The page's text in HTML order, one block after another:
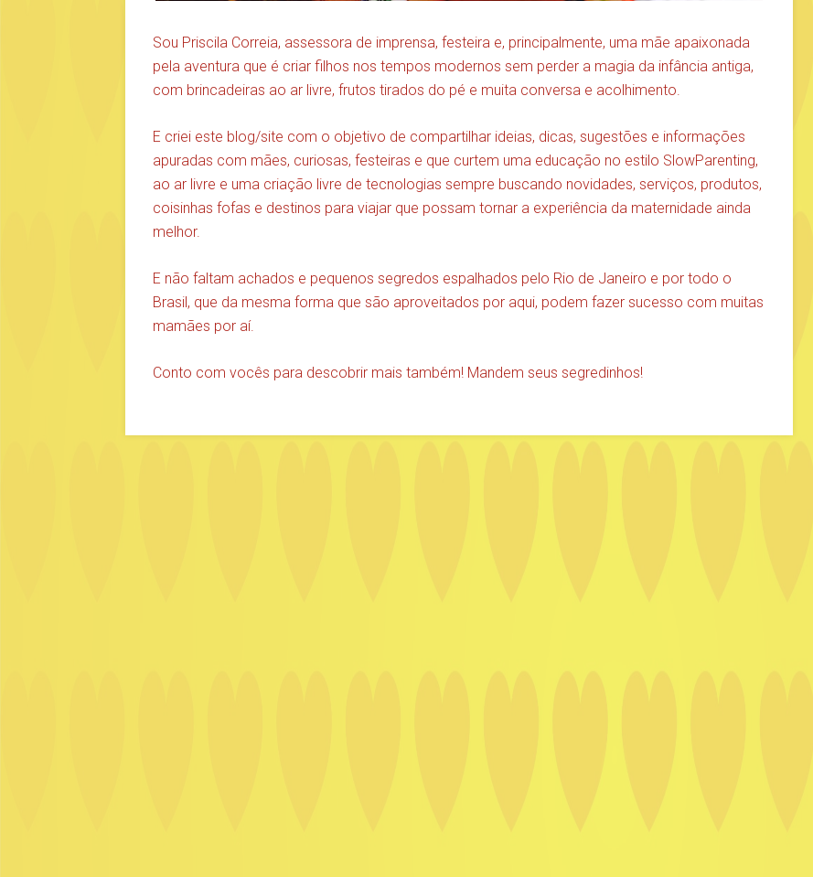
Sou Priscila Correia, assessora de imprensa, festeira e, principalmente, uma mãe apaixonada
pela aventura que é criar filhos nos tempos modernos sem perder a magia da infância antiga,
com brincadeiras ao ar livre, frutos tirados do pé e muita conversa e acolhimento.
E criei este blog/site com o objetivo de compartilhar ideias, dicas, sugestões e informações
apuradas com mães, curiosas, festeiras e que curtem uma educação no estilo SlowParenting,
ao ar livre e uma criação livre de tecnologias sempre buscando novidades, serviços, produtos,
coisinhas fofas e destinos para viajar que possam tornar a experiência da maternidade ainda
melhor.
E não faltam achados e pequenos segredos espalhados pelo Rio de Janeiro e por todo o
Brasil, que da mesma forma que são aproveitados por aqui, podem fazer sucesso com muitas
mamães por aí.
Conto com vocês para descobrir mais também! Mandem seus segredinhos!